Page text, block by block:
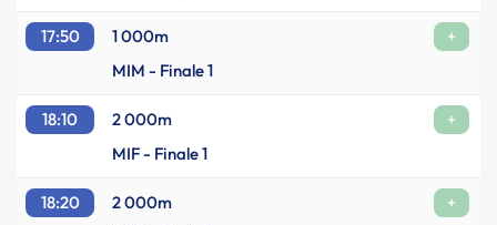
17:50 1 000m
+
MIM - Finale 1
18:10 2 000m
+
MIF - Finale 1
18:20 2 000m
+